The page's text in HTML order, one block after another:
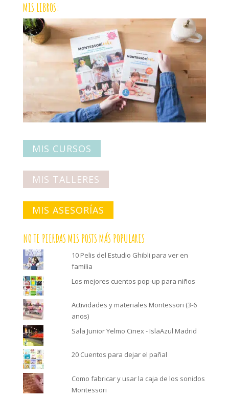
MIS LIBROS:
MIS CURSOS
MIS TALLERES
MIS ASESORÍAS
NO TE PIERDAS MIS POSTS MÁS POPULARES
10 Pelis del Estudio Ghibli para ver en
familia
Los mejores cuentos pop-up para niños
Actividades y materiales Montessori (3-6
anos)
Sala Junior Yelmo Cinex - IslaAzul Madrid
20 Cuentos para dejar el pañal
Como fabricar y usar la caja de los sonidos
Montessori